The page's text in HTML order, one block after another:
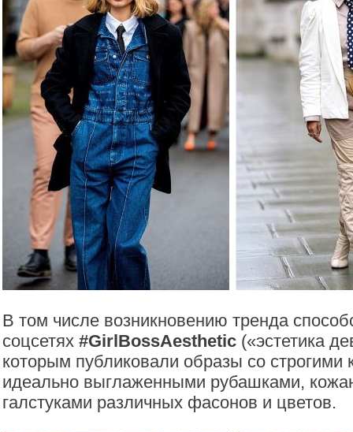
В том числе возникновению тренда
соцсетях #GirlBossAesthetic («эстетика
которым публиковали образы со строгими
идеально выглаженными рубашками,
галстуками различных фасонов и цветов.